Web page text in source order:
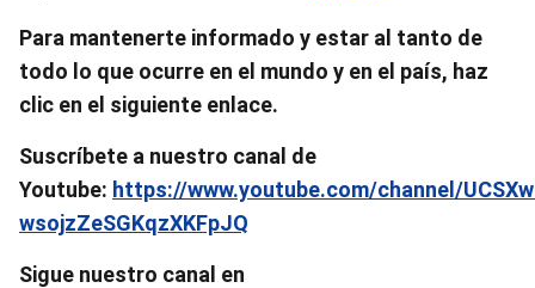
Para mantenerte informado y estar al tanto de
todo lo que ocurre en el mundo y en el país, haz
clic en el siguiente enlace.
Suscríbete a nuestro canal de
Youtube: https://www.youtube.com/channel/
wsojzZeSGKqzXKFpJQ
Sigue nuestro canal en